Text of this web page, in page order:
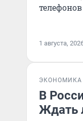
телефонов
1 августа,
ЭКОНОМИКА
В
Ждать